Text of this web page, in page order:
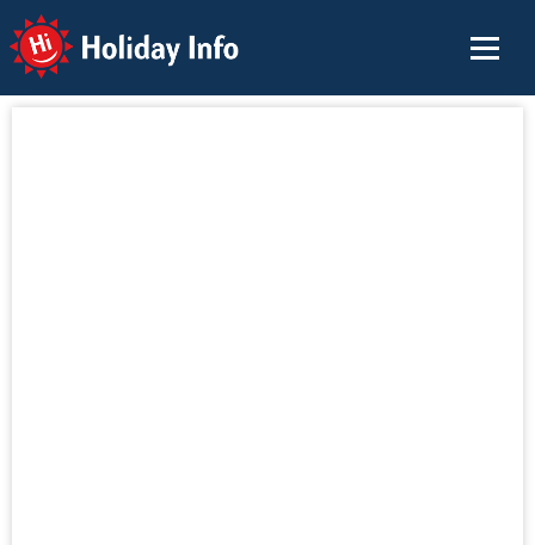
Holiday Info